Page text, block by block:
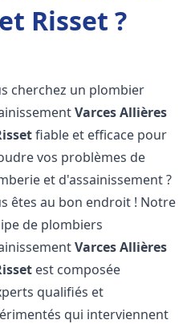
Risset ?
cherchez un plombier
Varces Allières
fiable et efficace pour
vos problèmes de
et d'assainissement ?
êtes au bon endroit ! Notre
de plombiers
Varces Allières
est composée
qualifiés et
qui interviennent